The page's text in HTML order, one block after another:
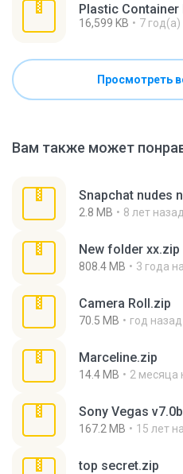
Plastic
16,599 KB 7 год(а)
Просмотреть
Вам также может
Snapchat nudes
2.8 MB 8 лет назад
New folder xx.zip
808.4 MB 3 года
Camera Roll.zip
70.5 MB год назад
Marceline.zip
14.4 MB 2 месяца
Sony Vegas
167.2 MB 15 лет
top secret.zip